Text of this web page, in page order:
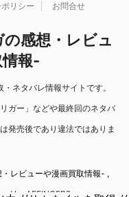
リシー お問合せ
感想・レビュ
報-
ネタバレ情報サイトです。
ガー」などや最終回のネタバ
発売後であり違法ではありま
レビューや漫画買取情報- ,
by AFFINGER5